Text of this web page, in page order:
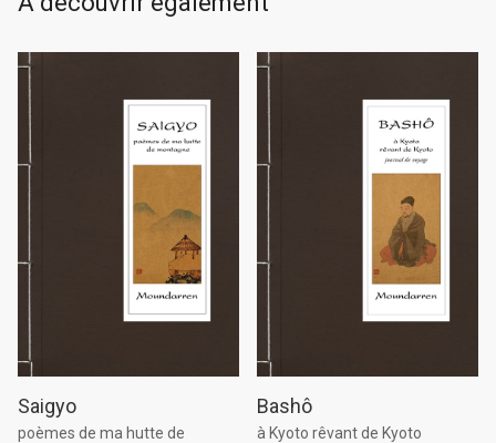
Saigyo
poèmes de ma hutte de
Bashô
à Kyoto rêvant de Kyoto